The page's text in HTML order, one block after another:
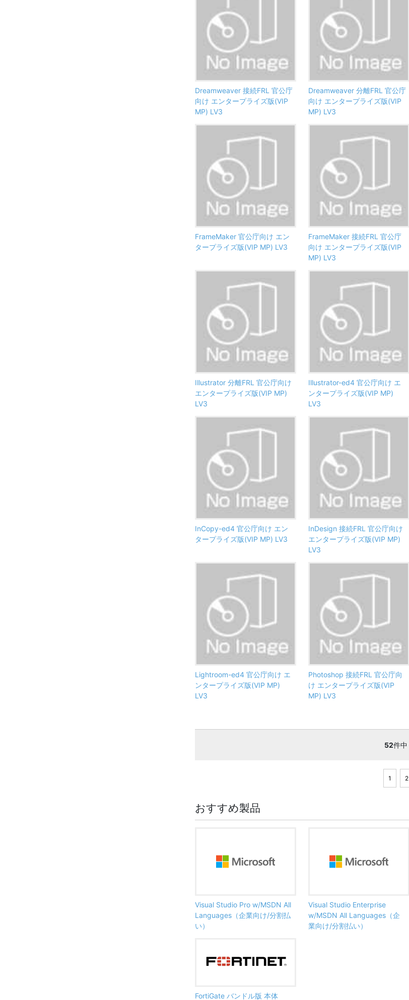
Dreamweaver 接続FRL 官公庁
向け エンタープライズ版(VIP
MP) LV3
Dreamweaver 分離FRL 官公庁
向け エンタープライズ版(VIP
MP) LV3
FrameMaker 官公庁向け エン
タープライズ版(VIP MP) LV3
FrameMaker 接続FRL 官公庁
向け エンタープライズ版(VIP
MP) LV3
Illustrator 分離FRL 官公庁向け
エンタープライズ版(VIP MP)
LV3
Illustrator-ed4 官公庁向け エ
ンタープライズ版(VIP MP)
LV3
InCopy-ed4 官公庁向け エン
タープライズ版(VIP MP) LV3
InDesign 接続FRL 官公庁向け
エンタープライズ版(VIP MP)
LV3
Lightroom-ed4 官公庁向け エ
ンタープライズ版(VIP MP)
LV3
Photoshop 接続FRL 官公庁向
け エンタープライズ版(VIP
MP) LV3
52件中
1 2
おすすめ製品
Visual Studio Pro w/MSDN All
Languages（企業向け/分割払
い）
Visual Studio Enterprise
w/MSDN All Languages（企
業向け/分割払い）
FortiGate バンドル版 本体